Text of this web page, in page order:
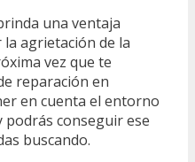
una ventaja
agrietación de la
vez que te
reparación en
en cuenta el entorno
podrás conseguir ese
buscando.